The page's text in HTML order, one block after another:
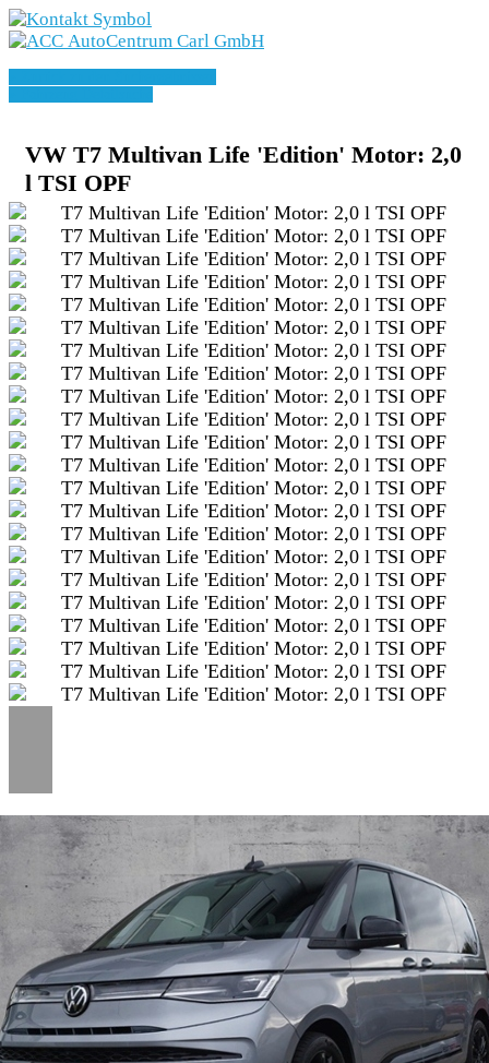
Marken
Angebote
Fahrzeuge
E-Mobilität
Geschäftskunden
Service
Karriere
Unternehmen
KONTAKT/ANFAHRT
SERVICETERMIN
VW T7 Multivan Life 'Edition' Motor: 2,0
l TSI OPF